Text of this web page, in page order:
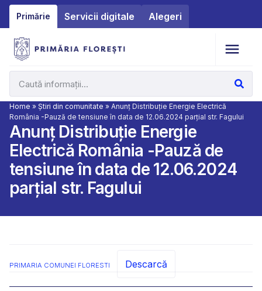
Primărie Servicii digitale Alegeri
Home » Știri din comunitate » Anunţ Distribuţie Energie Electrică
România -Pauză de tensiune în data de 12.06.2024 parţial str. Fagului
Anunţ Distribuţie Energie
Electrică România -Pauză de
tensiune în data de 12.06.2024
parţial str. Fagului
PRIMARIA COMUNEI FLORESTI Descarcă